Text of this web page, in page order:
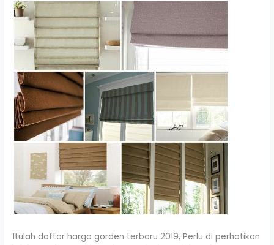
Itulah daftar harga gorden terbaru 2019, Perlu di perhatikan